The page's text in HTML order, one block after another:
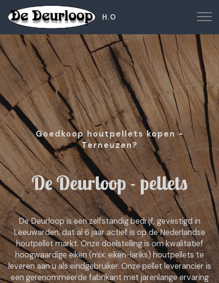
H.O
Goedkoop houtpellets kopen -
Terneuzen?
De Deurloop - pellets
De Deurloop is een zelfstandig bedrijf, gevestigd in
Leeuwarden, dat al 6 jaar actief is op de Nederlandse
houtpellet markt. Onze doelstelling is om kwalitatief
hoogwaardige eiken (mix: eiken-lariks) houtpellets te
leveren aan u als eindgebruiker. Onze pellet leverancier is
een gerenommeerde fabrikant met jarenlange ervaring